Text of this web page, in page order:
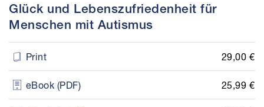
Glück und Lebenszufriedenheit für
Menschen mit Autismus
Print 29,00 €
eBook (PDF) 25,99 €